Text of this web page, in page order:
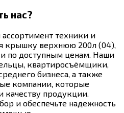
нас?
техники и
крышку верхнюю 200л (04),
по доступным ценам. Наши
квартиросъёмщики,
бизнеса, а также
компании, которые
продукции.
и обеспечьте надежность